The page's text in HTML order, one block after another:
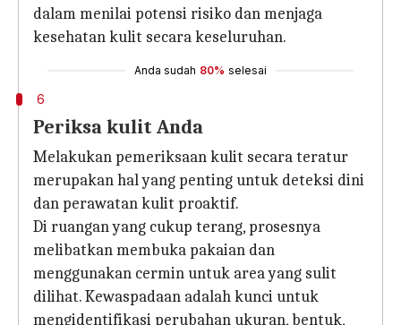
dalam menilai potensi risiko dan menjaga
kesehatan kulit secara keseluruhan.
Anda sudah 80% selesai
6
Periksa kulit Anda
Melakukan pemeriksaan kulit secara teratur
merupakan hal yang penting untuk deteksi dini
dan perawatan kulit proaktif.
Di ruangan yang cukup terang, prosesnya
melibatkan membuka pakaian dan
menggunakan cermin untuk area yang sulit
dilihat. Kewaspadaan adalah kunci untuk
mengidentifikasi perubahan ukuran, bentuk,